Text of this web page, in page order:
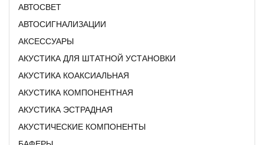
АВТОСВЕТ
АВТОСИГНАЛИЗАЦИИ
АКСЕССУАРЫ
АКУСТИКА ДЛЯ ШТАТНОЙ УСТАНОВКИ
АКУСТИКА КОАКСИАЛЬНАЯ
АКУСТИКА КОМПОНЕНТНАЯ
АКУСТИКА ЭСТРАДНАЯ
АКУСТИЧЕСКИЕ КОМПОНЕНТЫ